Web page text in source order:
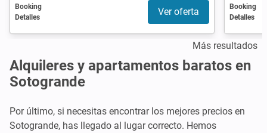
Booking
Detalles
Ver oferta
Booking
Detalles
Más resultados
Alquileres y apartamentos baratos en
Sotogrande
Por último, si necesitas encontrar los mejores precios en
Sotogrande, has llegado al lugar correcto. Hemos